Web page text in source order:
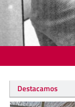
Destacamos